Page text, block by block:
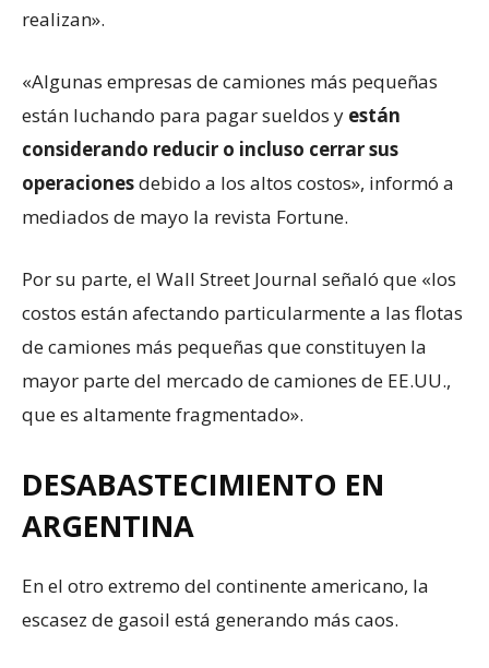
realizan».
«Algunas empresas de camiones más pequeñas
están luchando para pagar sueldos y están
considerando reducir o incluso cerrar sus
operacionesdebido a los altos costos», informó a
mediados de mayo la revista Fortune.
Por su parte, el Wall Street Journal señaló que «los
costos están afectando particularmente a las flotas
de camiones más pequeñas que constituyen la
mayor parte del mercado de camiones de EE.UU.,
que es altamente fragmentado».
DESABASTECIMIENTO EN
ARGENTINA
En el otro extremo del continente americano, la
escasez de gasoil está generando más caos.